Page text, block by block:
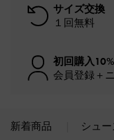
サイズ交換
１回無料
初回購入
会員登録＋
新着商品 シュ